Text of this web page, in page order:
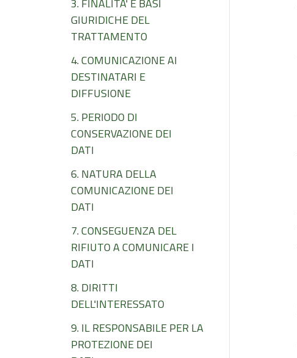
3. FINALITA' E BASI
GIURIDICHE DEL
TRATTAMENTO
4. COMUNICAZIONE AI
DESTINATARI E
DIFFUSIONE
5. PERIODO DI
CONSERVAZIONE DEI
DATI
6. NATURA DELLA
COMUNICAZIONE DEI
DATI
7. CONSEGUENZA DEL
RIFIUTO A COMUNICARE I
DATI
8. DIRITTI
DELL'INTERESSATO
9. IL RESPONSABILE PER LA
PROTEZIONE DEI